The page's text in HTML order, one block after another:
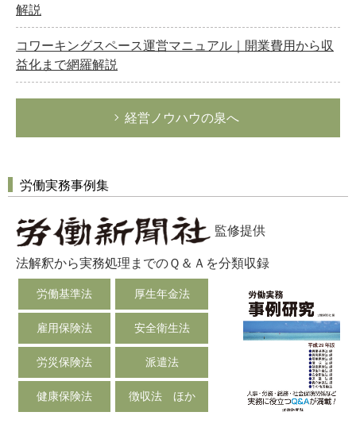
解説
コワーキングスペース運営マニュアル｜開業費用から収
益化まで網羅解説
経営ノウハウの泉へ
労働実務事例集
監修提供
法解釈から実務処理までのＱ＆Ａを分類収録
労働基準法 厚生年金法
雇用保険法 安全衛生法
労災保険法 派遣法
健康保険法 徴収法 ほか